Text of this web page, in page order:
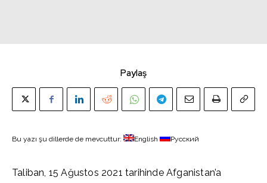
Paylaş
Bu yazı şu dillerde de mevcuttur: English Русский
Taliban, 15 Ağustos 2021 tarihinde Afganistan’a